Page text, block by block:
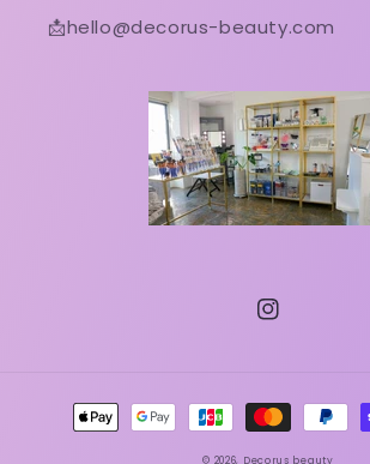
📩hello@decorus-beauty.com
Instagram
決
済
© 2026, Decorus beauty